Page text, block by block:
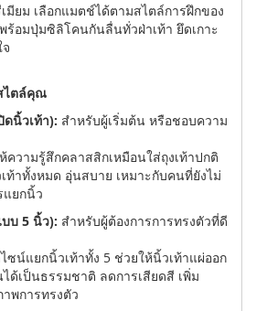
ยม เลือกแมตช์ได้ตามสไตล์การฝึกของ
อมปุ่มซิลิโคนกันลื่นทั่วฝ่าเท้า ยึดเกาะ
ไตล์คุณ
นิ้วเท้า): สำหรับผู้เริ่มต้น หรือชอบความ
ความรู้สึกคลาสสิกเหมือนใส่ถุงเท้าปกติ
ท้าทั้งหมด อุ่นสบาย เหมาะกับคนที่ยังไม่
ยกนิ้ว
บ 5 นิ้ว): สำหรับผู้ต้องการการทรงตัวที่ดี
ซน์แยกนิ้วเท้าทั้ง 5 ช่วยให้นิ้วเท้าแผ่ออก
ด้เป็นธรรมชาติ ลดการเสียดสี เพิ่ม
พการทรงตัว